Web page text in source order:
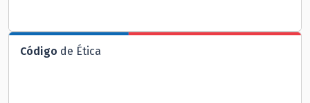
Código de Ética